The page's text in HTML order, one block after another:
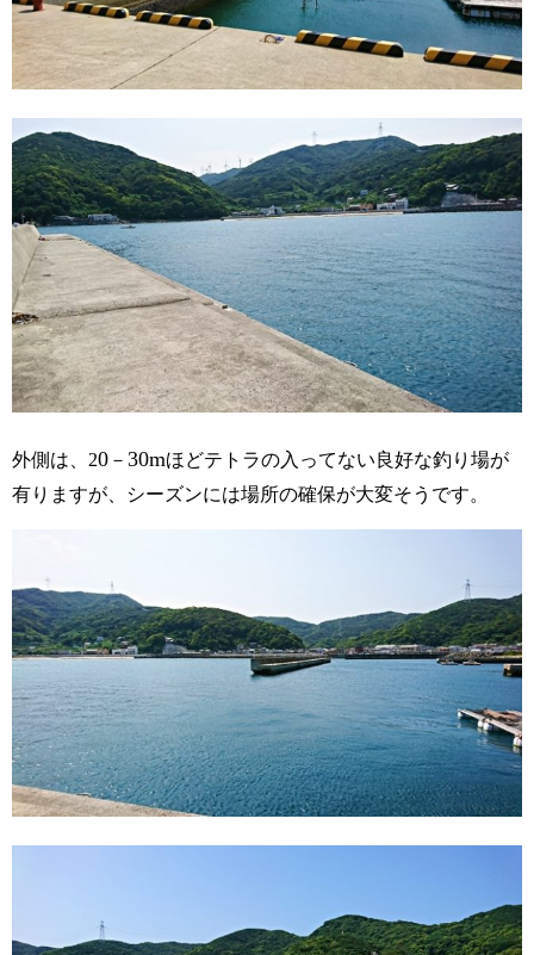
外側は、 20 － 30mほどテトラの入ってない良好な釣り場が
有りますが、シーズンには場所の確保が大変そうです。